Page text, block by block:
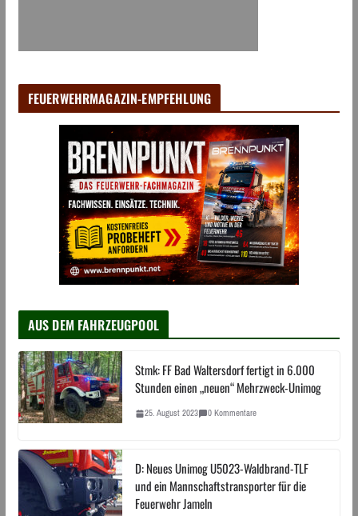
FEUERWEHRMAGAZIN-EMPFEHLUNG
AUS DEM FAHRZEUGPOOL
Stmk: FF Bad Waltersdorf fertigt in 6.000
Stunden einen „neuen“ Mehrzweck-Unimog
25. August 2023 0 Kommentare
D: Neues Unimog U5023-Waldbrand-TLF
und ein Mannschaftstransporter für die
Feuerwehr Jameln